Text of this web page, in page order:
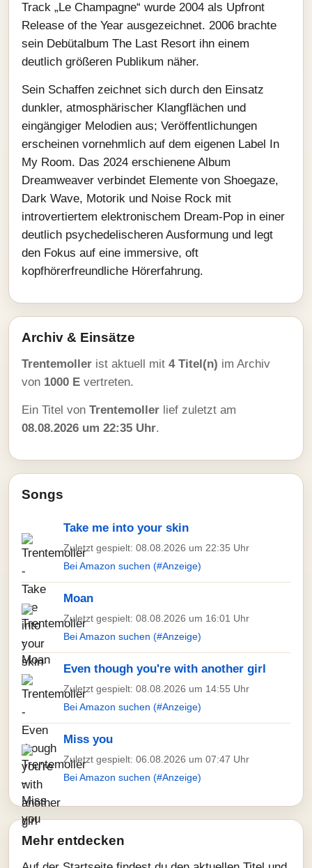
Track „Le Champagne“ wurde 2004 als Upfront
Release of the Year ausgezeichnet. 2006 brachte
sein Debütalbum The Last Resort ihn einem
deutlich größeren Publikum näher.
Sein Schaffen zeichnet sich durch den Einsatz
dunkler, atmosphärischer Klangflächen und
eingängiger Melodien aus; Veröffentlichungen
erscheinen vornehmlich auf dem eigenen Label In
My Room. Das 2024 erschienene Album
Dreamweaver verbindet Elemente von Shoegaze,
Dark Wave, Motorik und Noise Rock mit
introvertiertem elektronischem Dream-Pop in einer
deutlich psychedelischeren Ausformung und legt
den Fokus auf eine immersive, oft
kopfhörerfreundliche Hörerfahrung.
Archiv & Einsätze
Trentemoller ist aktuell mit 4 Titel(n) im Archiv
von 1000 E vertreten.
Ein Titel von Trentemoller lief zuletzt am
08.08.2026 um 22:35 Uhr.
Songs
Take me into your skin
Zuletzt gespielt: 08.08.2026 um 22:35 Uhr
Bei Amazon suchen (#Anzeige)
Moan
Zuletzt gespielt: 08.08.2026 um 16:01 Uhr
Bei Amazon suchen (#Anzeige)
Even though you're with another girl
Zuletzt gespielt: 08.08.2026 um 14:55 Uhr
Bei Amazon suchen (#Anzeige)
Miss you
Zuletzt gespielt: 06.08.2026 um 07:47 Uhr
Bei Amazon suchen (#Anzeige)
Mehr entdecken